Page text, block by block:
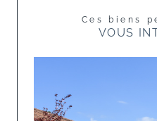
Ces biens
VOUS